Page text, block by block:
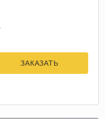
ЗАКАЗАТЬ